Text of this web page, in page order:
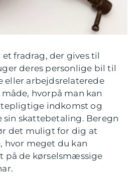
et fradrag, der gives til
deres personlige bil til
eller arbejdsrelaterede
hvorpå man kan
indkomst og
skattebetaling. Beregn
det muligt for dig at
hvor meget du kan
på de kørselsmæssige